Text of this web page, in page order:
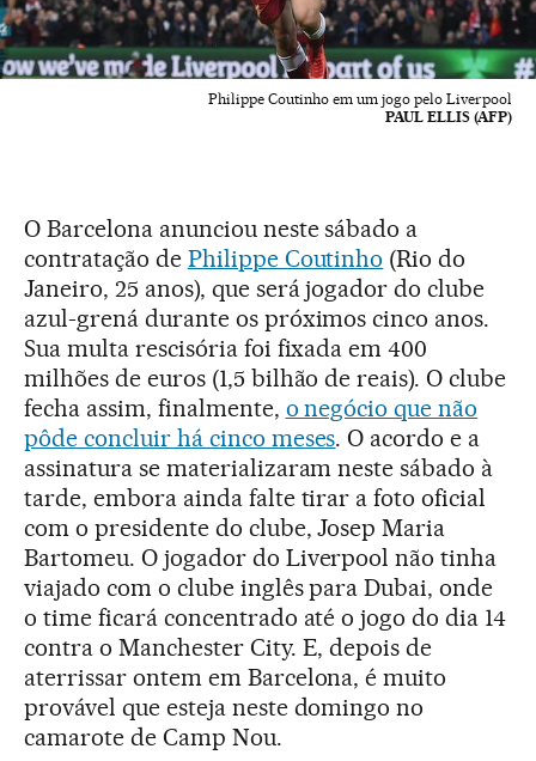
Philippe Coutinho em um jogo pelo Liverpool
PAUL ELLIS (AFP)
O Barcelona anunciou neste sábado a
contratação de Philippe Coutinho (Rio do
Janeiro, 25 anos), que será jogador do clube
azul-grená durante os próximos cinco anos.
Sua multa rescisória foi fixada em 400
milhões de euros (1,5 bilhão de reais). O clube
fecha assim, finalmente, o negócio que não
pôde concluir há cinco meses. O acordo e a
assinatura se materializaram neste sábado à
tarde, embora ainda falte tirar a foto oficial
com o presidente do clube, Josep Maria
Bartomeu. O jogador do Liverpool não tinha
viajado com o clube inglês para Dubai, onde
o time ficará concentrado até o jogo do dia 14
contra o Manchester City. E, depois de
aterrissar ontem em Barcelona, é muito
provável que esteja neste domingo no
camarote de Camp Nou.